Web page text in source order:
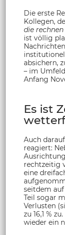
Die erste
Kollegen,
die
ist völlig
absichern,
– im
Anfang
Es ist
Auch
reagiert:
rechtzeitig
eine
seitdem
Teil sogar
Verlusten
zu 16,1 %
wieder ein